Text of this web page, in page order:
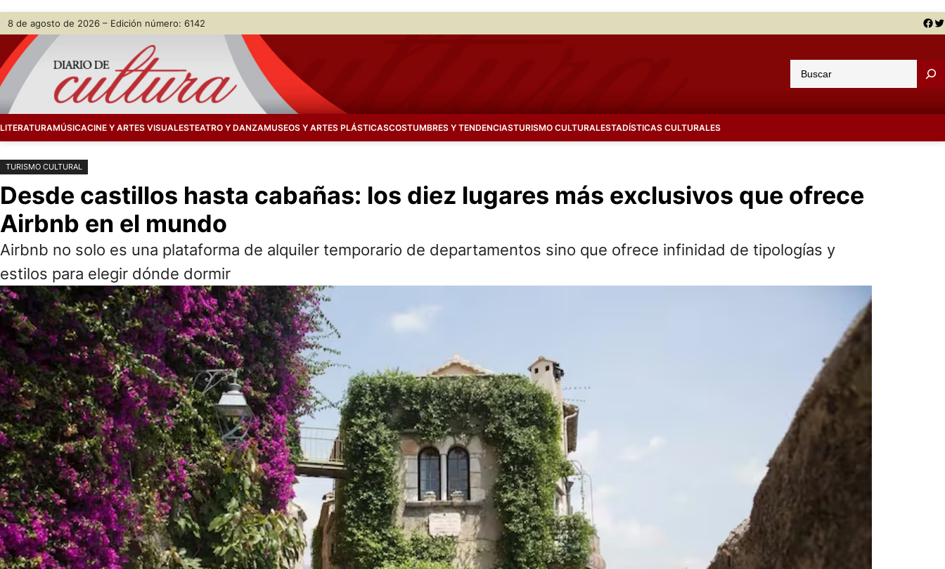
Saltar
contenido
Skip
content
8 de agosto de 2026 – Edición número: 6142 Facebook Twitter
u
a
LITERATURAMÚSICACINE Y ARTES VISUALESTEATRO Y DANZAMUSEOS Y ARTES PLÁSTICASCOSTUMBRES Y TENDENCIASTURISMO CULTURALESTADÍSTICAS CULTURALES
TURISMO CULTURAL
Desde castillos hasta cabañas: los diez lugares más exclusivos que ofrece
Airbnb en el mundo
Airbnb no solo es una plataforma de alquiler temporario de departamentos sino que ofrece infinidad de tipologías y
estilos para elegir dónde dormir